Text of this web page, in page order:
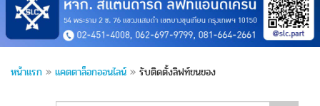
หน้าแรก » แคตตาล็อกออนไลน์ » รับติดตั้งลิฟท์ขนของ